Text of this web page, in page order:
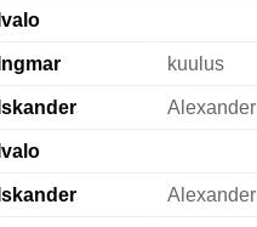
Ivalo
Ingmar kuulus
Iskander Alexander
Ivalo
Iskander Alexander